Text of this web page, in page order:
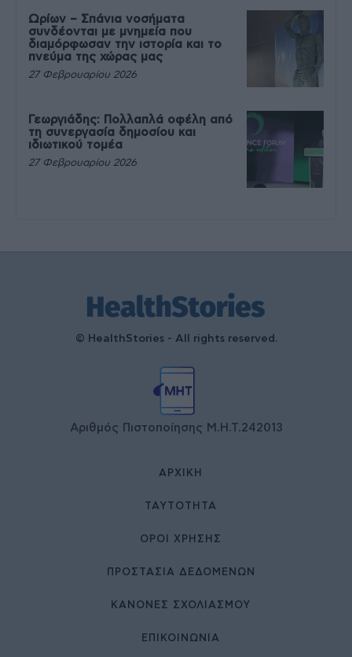
Ωρίων – Σπάνια νοσήματα
συνδέονται με μνημεία που
διαμόρφωσαν την ιστορία και το
πνεύμα της χώρας μας
27 Φεβρουαρίου 2026
Γεωργιάδης: Πολλαπλά οφέλη από
τη συνεργασία δημοσίου και
ιδιωτικού τομέα
27 Φεβρουαρίου 2026
© HealthStories - All rights reserved.
Αριθμός Πιστοποίησης Μ.Η.Τ.242013
ΑΡΧΙΚΉ
ΤΑΥΤΌΤΗΤΑ
ΌΡΟΙ ΧΡΉΣΗΣ
ΠΡΟΣΤΑΣΙΑ ΔΕΔΟΜΕΝΩΝ
ΚΑΝΟΝΕΣ ΣΧΟΛΙΑΣΜΟΥ
ΕΠΙΚΟΙΝΩΝΊΑ